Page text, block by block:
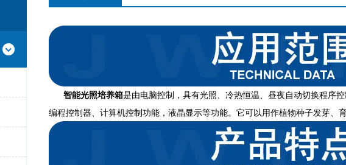
智能光照培养箱是由电脑控制，具有光照、冷热恒温、昼夜自动切换程序
编程控制器、计算机控制功能，液晶显示等功能。它可以用作植物种子发芽、